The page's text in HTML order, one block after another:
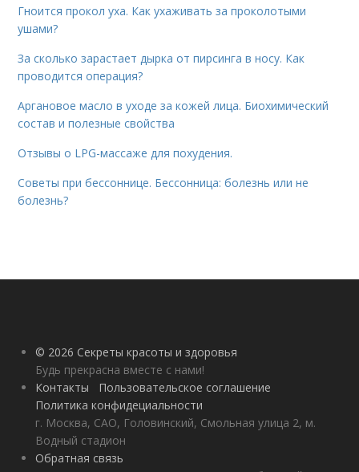
Гноится прокол уха. Как ухаживать за проколотыми
ушами?
За сколько зарастает дырка от пирсинга в носу. Как
проводится операция?
Аргановое масло в уходе за кожей лица. Биохимический
состав и полезные свойства
Отзывы о LPG-массаже для похудения.
Советы при бессоннице. Бессонница: болезнь или не
болезнь?
© 2026 Секреты красоты и здоровья
Будь прекрасна вместе с нами!
Контакты
Пользовательское соглашение
Политика конфидециальности
г. Москва, САО, Головинский, Смольная улица 2, м.
Водный стадион
Обратная связь